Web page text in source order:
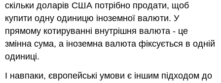
скільки доларів США потрібно продати, щоб
купити одну одиницю іноземної валюти. У
прямому котируванні внутрішня валюта - це
змінна сума, а іноземна валюта фіксується в одній
одиниці.
І навпаки, європейські умови є іншим підходом до